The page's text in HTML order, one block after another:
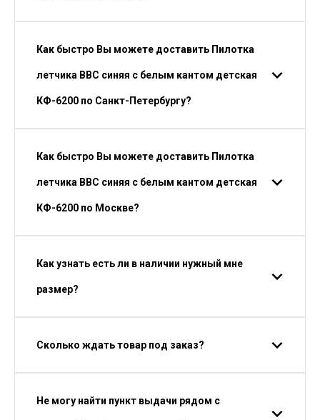
Как быстро Вы можете доставить Пилотка
летчика ВВС синяя с белым кантом детская
КФ-6200 по Санкт-Петербургу?
Как быстро Вы можете доставить Пилотка
летчика ВВС синяя с белым кантом детская
КФ-6200 по Москве?
Как узнать есть ли в наличии нужный мне
размер?
Сколько ждать товар под заказ?
Не могу найти пункт выдачи рядом с